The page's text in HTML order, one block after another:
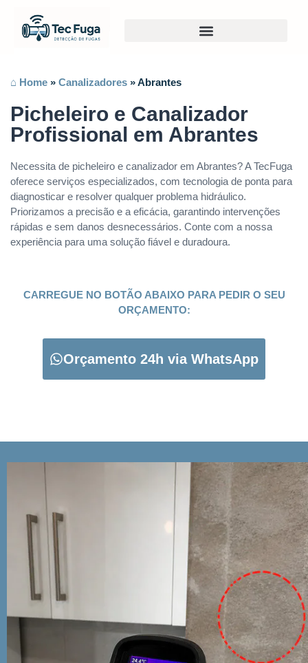
⌂ Home » Canalizadores »Abrantes
Picheleiro e Canalizador
Profissional em Abrantes
Necessita de picheleiro e canalizador em Abrantes? A TecFuga
oferece serviços especializados, com tecnologia de ponta para
diagnosticar e resolver qualquer problema hidráulico.
Priorizamos a precisão e a eficácia, garantindo intervenções
rápidas e sem danos desnecessários. Conte com a nossa
experiência para uma solução fiável e duradoura.
CARREGUE NO BOTÃO ABAIXO PARA PEDIR O SEU
ORÇAMENTO:
Orçamento 24h via WhatsApp